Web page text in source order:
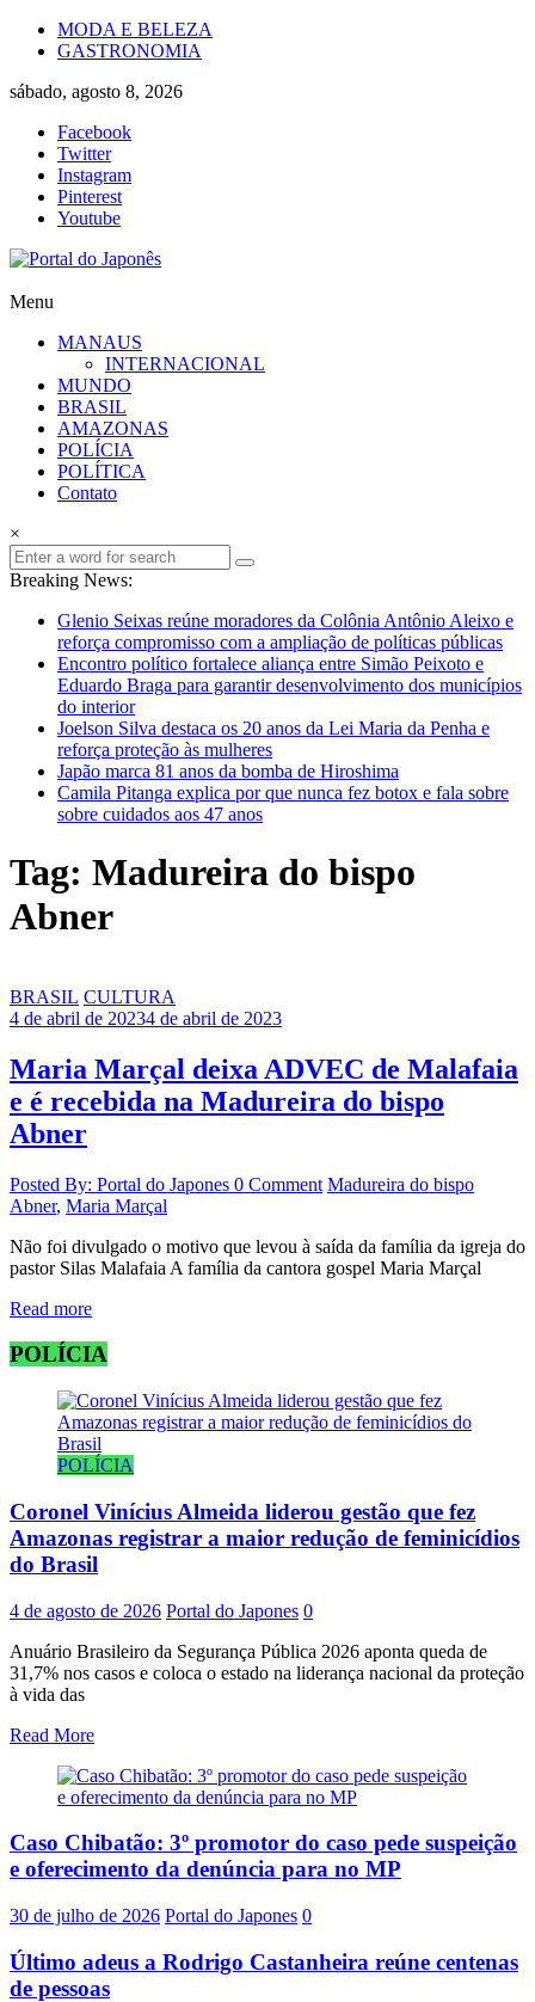
Skip
MODA E BELEZA
GASTRONOMIA
sábado, agosto 8, 2026
Facebook
Twitter
Instagram
Pinterest
Youtube
Portal
Japonês
Japão
mais
perto
Menu
MANAUS
INTERNACIONAL
MUNDO
BRASIL
AMAZONAS
POLÍCIA
POLÍTICA
Contato
×
Breaking News:
Glenio Seixas reúne moradores da Colônia Antônio Aleixo e
reforça compromisso com a ampliação de políticas públicas
Encontro político fortalece aliança entre Simão Peixoto e
Eduardo Braga para garantir desenvolvimento dos municípios
do interior
Joelson Silva destaca os 20 anos da Lei Maria da Penha e
reforça proteção às mulheres
Japão marca 81 anos da bomba de Hiroshima
Camila Pitanga explica por que nunca fez botox e fala sobre
sobre cuidados aos 47 anos
Tag: Madureira do bispo
Abner
BRASIL CULTURA
4 de abril de 20234 de abril de 2023
Maria Marçal deixa ADVEC de Malafaia
e é recebida na Madureira do bispo
Abner
Posted By: Portal do Japones 0 Comment Madureira do bispo
Abner, Maria Marçal
Não foi divulgado o motivo que levou à saída da família da igreja do
pastor Silas Malafaia A família da cantora gospel Maria Marçal
Read more
POLÍCIA
POLÍCIA
Coronel Vinícius Almeida liderou gestão que fez
Amazonas registrar a maior redução de feminicídios
do Brasil
4 de agosto de 2026 Portal do Japones 0
Anuário Brasileiro da Segurança Pública 2026 aponta queda de
31,7% nos casos e coloca o estado na liderança nacional da proteção
à vida das
Read More
Caso Chibatão: 3º promotor do caso pede suspeição
e oferecimento da denúncia para no MP
30 de julho de 2026 Portal do Japones 0
Último adeus a Rodrigo Castanheira reúne centenas
de pessoas